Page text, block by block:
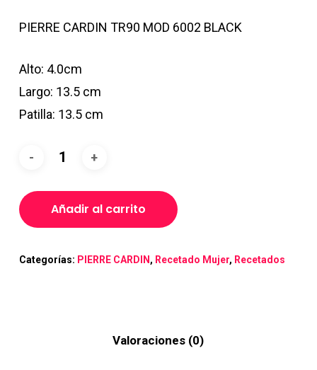
PIERRE CARDIN TR90 MOD 6002 BLACK
Alto: 4.0cm
Largo: 13.5 cm
Patilla: 13.5 cm
Añadir al carrito
Categorías: PIERRE CARDIN , Recetado Mujer, Recetados
Valoraciones (0)